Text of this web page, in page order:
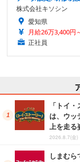
株式会社キソシン
愛知県
月給26万3,400円
正社員
「トイ
は、ウッ
上を走
2026.8.7(金)
しまむら